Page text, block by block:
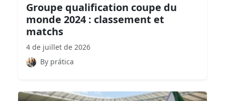
Groupe qualification coupe du
monde 2024 : classement et
matchs
4 de juillet de 2026
By prática